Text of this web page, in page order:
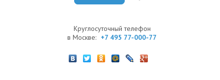
Круглосуточный телефон
в Москве: +7 495 77-000-77